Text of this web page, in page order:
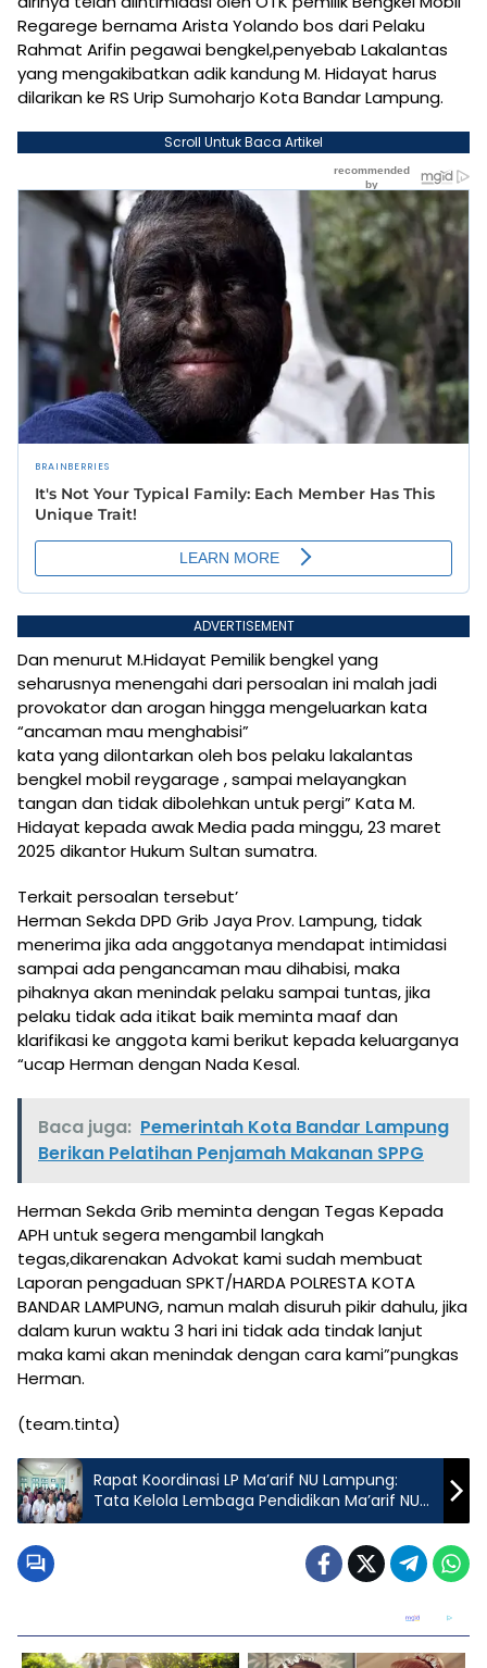
Regarege bernama Arista Yolando bos dari Pelaku
Rahmat Arifin pegawai bengkel,penyebab Lakalantas
yang mengakibatkan adik kandung M. Hidayat harus
dilarikan ke RS Urip Sumoharjo Kota Bandar Lampung.
Scroll Untuk Baca Artikel
ADVERTISEMENT
Dan menurut M.Hidayat Pemilik bengkel yang
seharusnya menengahi dari persoalan ini malah jadi
provokator dan arogan hingga mengeluarkan kata
“ancaman mau menghabisi”
kata yang dilontarkan oleh bos pelaku lakalantas
bengkel mobil reygarage , sampai melayangkan
tangan dan tidak dibolehkan untuk pergi” Kata M.
Hidayat kepada awak Media pada minggu, 23 maret
2025 dikantor Hukum Sultan sumatra.
Terkait persoalan tersebut’
Herman Sekda DPD Grib Jaya Prov. Lampung, tidak
menerima jika ada anggotanya mendapat intimidasi
sampai ada pengancaman mau dihabisi, maka
pihaknya akan menindak pelaku sampai tuntas, jika
pelaku tidak ada itikat baik meminta maaf dan
klarifikasi ke anggota kami berikut kepada keluarganya
“ucap Herman dengan Nada Kesal.
Baca juga: Pemerintah Kota Bandar Lampung
Berikan Pelatihan Penjamah Makanan SPPG
Herman Sekda Grib meminta dengan Tegas Kepada
APH untuk segera mengambil langkah
tegas,dikarenakan Advokat kami sudah membuat
Laporan pengaduan SPKT/HARDA POLRESTA KOTA
BANDAR LAMPUNG, namun malah disuruh pikir dahulu, jika
dalam kurun waktu 3 hari ini tidak ada tindak lanjut
maka kami akan menindak dengan cara kami”pungkas
Herman.
(team.tinta)
Rapat Koordinasi LP Ma’arif NU Lampung:
Tata Kelola Lembaga Pendidikan Ma’arif NU
Lampung